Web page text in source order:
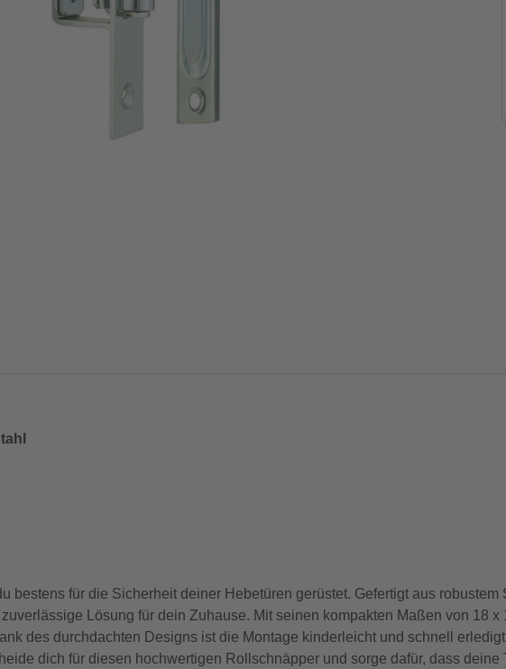
bestens für die Sicherheit deiner Hebetüren gerüstet. Gefertigt aus robustem
Lösung für dein Zuhause. Mit seinen kompakten Maßen von 18 x
des durchdachten Designs ist die Montage kinderleicht und schnell
dich für diesen hochwertigen Rollschnäpper und sorge dafür, dass